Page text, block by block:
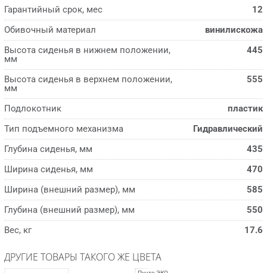
Гарантийный срок, мес
12
Обивочный материал
винилискожа
Высота сиденья в нижнем положении,
мм
445
Высота сиденья в верхнем положении,
мм
555
Подлокотник
пластик
Тип подъемного механизма
Гидравлический
Глубина сиденья, мм
435
Ширина сиденья, мм
470
Ширина (внешний размер), мм
585
Глубина (внешний размер), мм
550
Вес, кг
17.6
ДРУГИЕ ТОВАРЫ ТАКОГО ЖЕ ЦВЕТА